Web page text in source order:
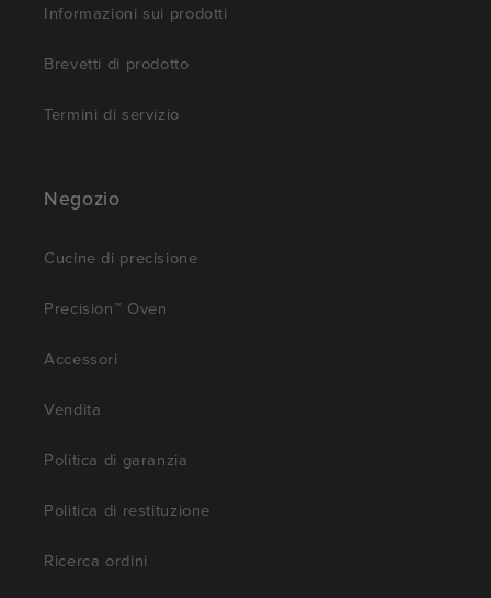
Informazioni sui prodotti
Brevetti di prodotto
Termini di servizio
Negozio
Cucine di precisione
Precision™ Oven
Accessori
Vendita
Politica di garanzia
Politica di restituzione
Ricerca ordini